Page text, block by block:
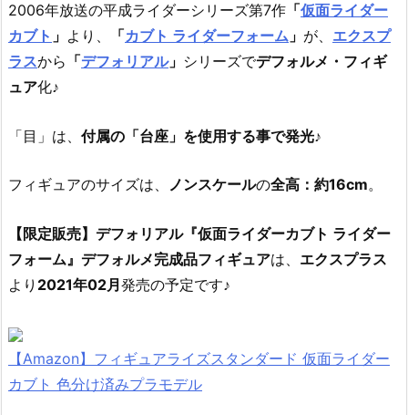
2006年放送の平成ライダーシリーズ第7作 「仮面ライダー
カブト 」 より、 「カブト ライダーフォーム 」 が、 エクスプ
ラスから 「デフォリアル」 シリーズでデフォルメ・フィギ
ュア化♪
「目」は、 付属の「台座」を使用する事で発光♪
フィギュアのサイズは、 ノンスケールの全高：約16cm。
【限定販売】デフォリアル『仮面ライダーカブト ライダー
フォーム』デフォルメ完成品フィギュアは、 エクスプラス
より 2021年02月発売の予定です♪
【Amazon】フィギュアライズスタンダード 仮面ライダー
カブト 色分け済みプラモデル